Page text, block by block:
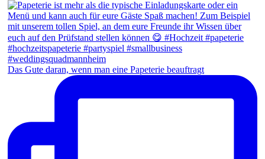
Das Gute daran, wenn man eine Papeterie beauftragt